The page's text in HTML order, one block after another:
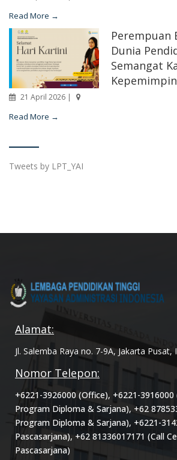
Read More →
Perempuan
Dunia
Semangat
21 April 2026 |
Read More →
Tweets by LPT_YAI
Alamat:
Jl. Salemba Raya no. 7-9A, Jakarta Pusat,
Nomor Telepon:
+6221-3926000 (Office), +6221-
Program Diploma & Sarjana), +62
Program Diploma & Sarjana), +6221-
Pascasarjana), +62 81336017171 (Call
Pascasarjana)